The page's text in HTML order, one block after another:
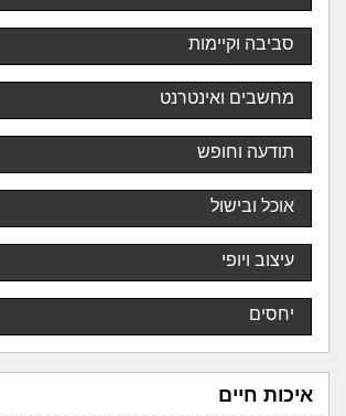
סביבה וקיימות
מחשבים ואינטרנט
תודעה וחופש
אוכל ובישול
עיצוב ויופי
יחסים
איכות חיים